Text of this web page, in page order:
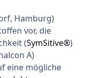
Hamburg)
vor, die
(SymSitive®)
A)
eine mögliche